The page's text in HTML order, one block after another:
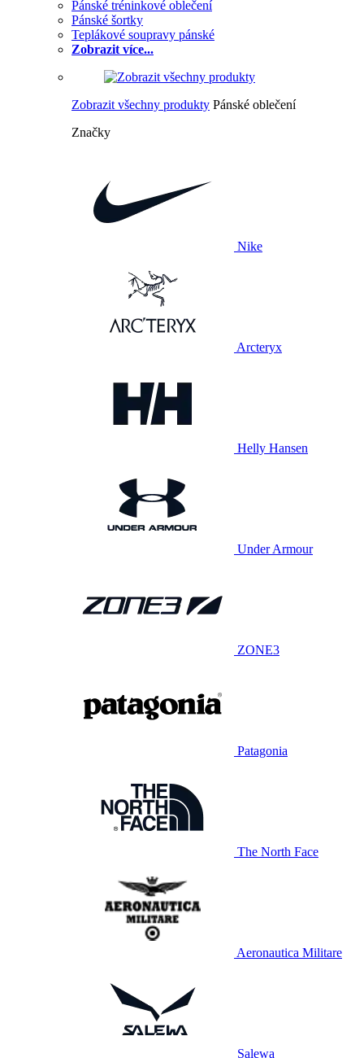
Pánské tréninkové oblečení
Pánské šortky
Teplákové soupravy pánské
Zobrazit více...
Zobrazit všechny produkty Pánské oblečení
Značky
Nike
Arcteryx
Helly Hansen
Under Armour
ZONE3
Patagonia
The North Face
Aeronautica Militare
Salewa